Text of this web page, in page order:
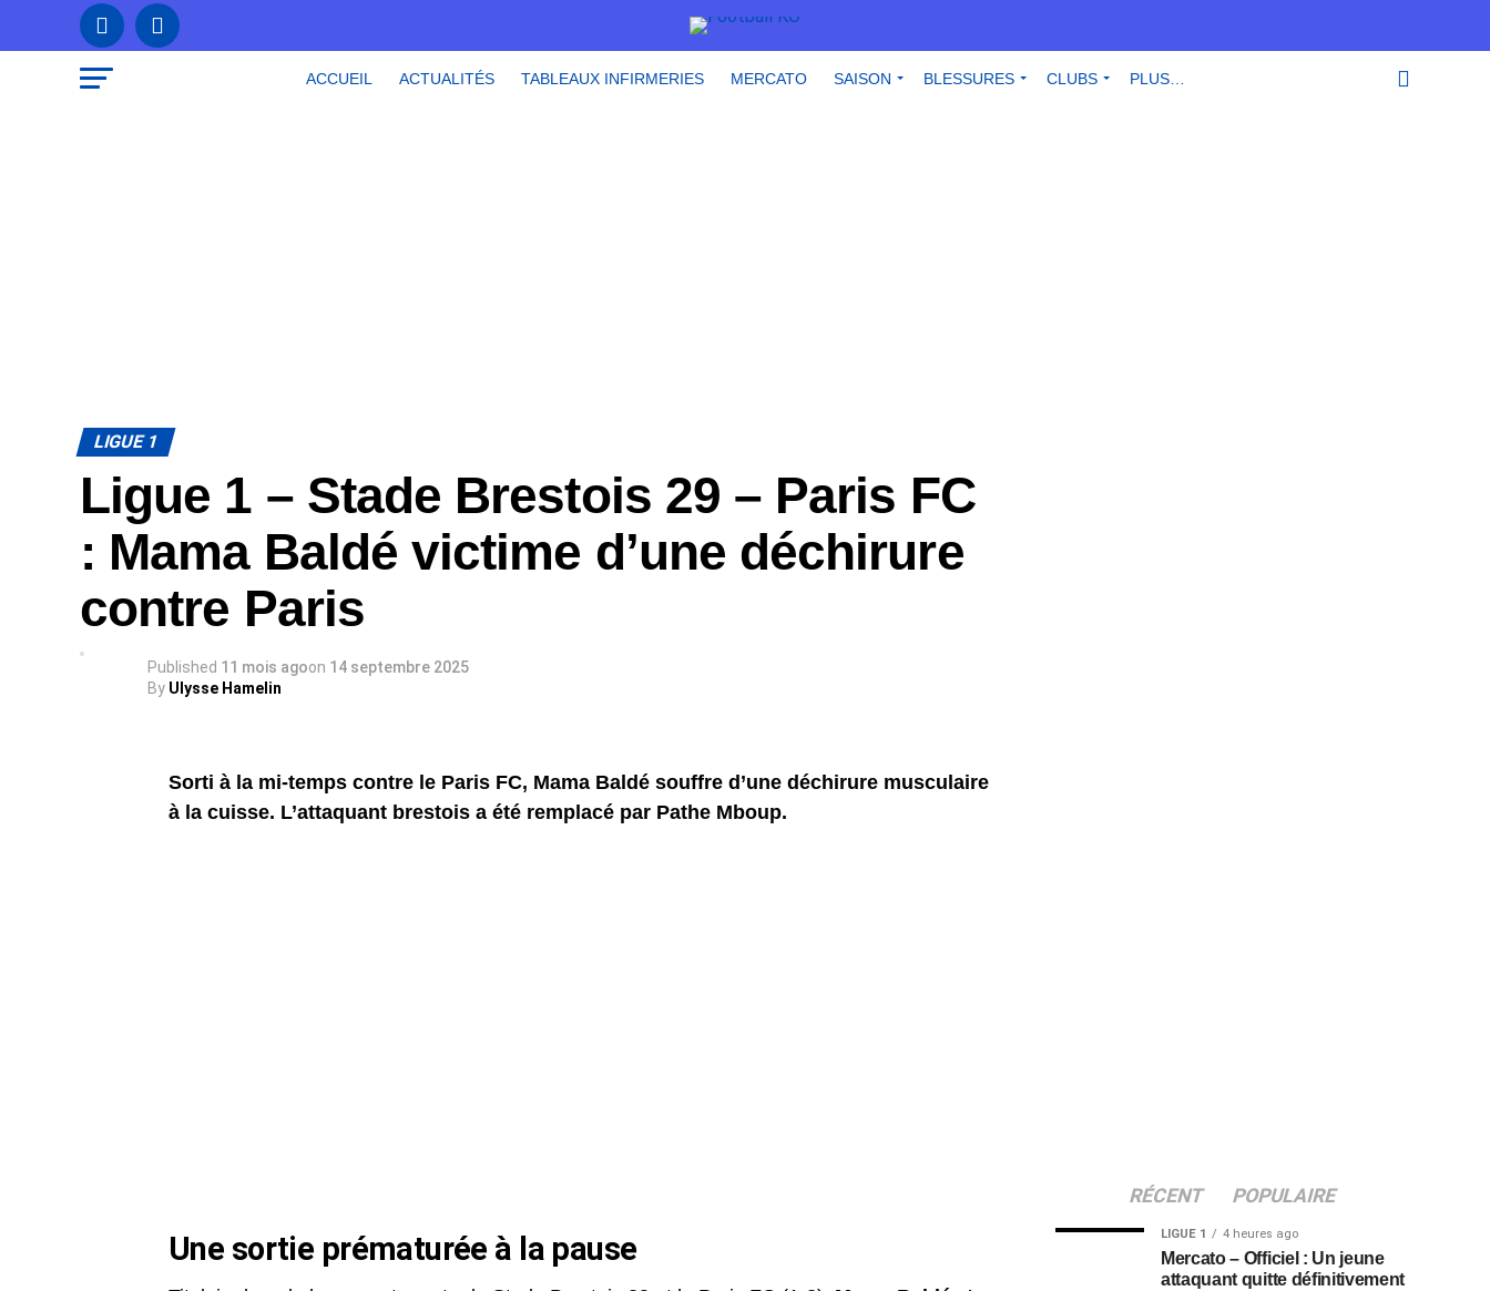
ACCUEIL ACTUALITÉS TABLEAUX INFIRMERIES MERCATO SAISON BLESSURES CLUBS PLUS…
LIGUE 1
Ligue 1 – Stade Brestois 29 – Paris FC
: Mama Baldé victime d’une déchirure
contre Paris
Published 11 mois agoon 14 septembre 2025
By Ulysse Hamelin
Sorti à la mi-temps contre le Paris FC, Mama Baldé souffre d’une déchirure musculaire
à la cuisse. L’attaquant brestois a été remplacé par Pathe Mboup.
Une sortie prématurée à la pause
RÉCENT POPULAIRE
LIGUE 1 4 heures ago
Mercato – Officiel : Un jeune
attaquant quitte définitivement